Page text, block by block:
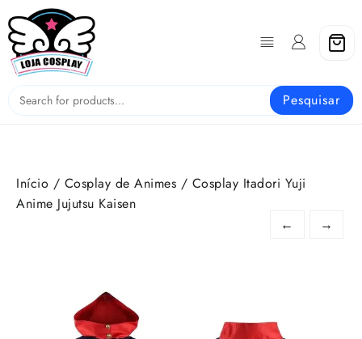
to
content
Pesquisar
Início / Cosplay de Animes / Cosplay Itadori Yuji
Anime Jujutsu Kaisen
←
→